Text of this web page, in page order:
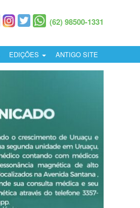
(62) 98500-1331
EDIÇÕES ANTIGO SITE